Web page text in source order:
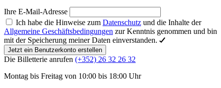
Ihre E-Mail-Adresse
Ich habe die Hinweise zum Datenschutz und die Inhalte der
Allgemeine Geschäftsbedingungen zur Kenntnis genommen und bin
mit der Speicherung meiner Daten einverstanden.
Jetzt ein Benutzerkonto erstellen
Die Billetterie anrufen (+352) 26 32 26 32
Montag bis Freitag von 10:00 bis 18:00 Uhr